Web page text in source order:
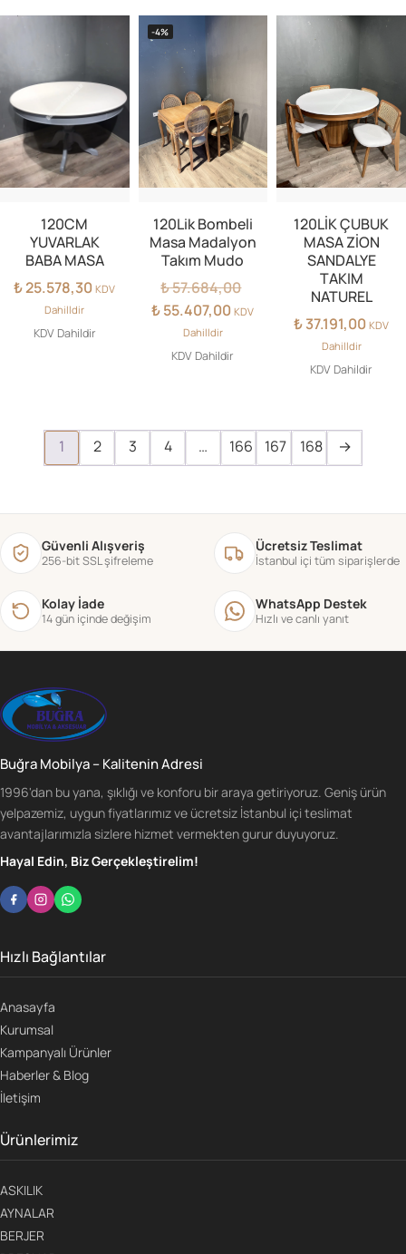
120CM
YUVARLAK
BABA MASA
₺25.578,30 KDV
Dahilldir
KDV Dahildir
-4%
120Lik Bombeli
Masa Madalyon
Takım Mudo
₺57.684,00
fiyat:
₺ 57.684,00.
₺55.407,00Şu
₺ 55.407,00.
KDV
Dahilldir
KDV Dahildir
120LİK ÇUBUK
MASA ZİON
SANDALYE
TAKIM
NATUREL
₺37.191,00 KDV
Dahilldir
KDV Dahildir
1 2 3 4 … 166 167 168 →
Güvenli Alışveriş
256-bit SSL şifreleme
Ücretsiz Teslimat
İstanbul içi tüm siparişlerde
Kolay İade
14 gün içinde değişim
WhatsApp Destek
Hızlı ve canlı yanıt
Buğra Mobilya – Kalitenin Adresi
1996'dan bu yana, şıklığı ve konforu bir araya getiriyoruz. Geniş ürün
yelpazemiz, uygun fiyatlarımız ve ücretsiz İstanbul içi teslimat
avantajlarımızla sizlere hizmet vermekten gurur duyuyoruz.
Hayal Edin, Biz Gerçekleştirelim!
Hızlı Bağlantılar
Anasayfa
Kurumsal
Kampanyalı Ürünler
Haberler & Blog
İletişim
Ürünlerimiz
ASKILIK
AYNALAR
BERJER